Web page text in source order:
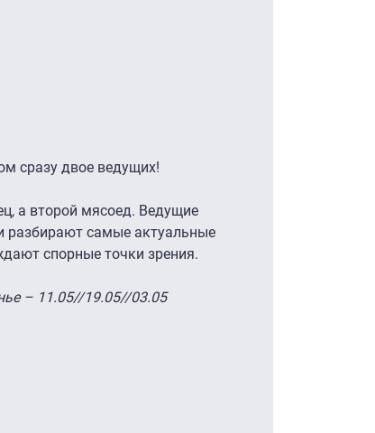
сразу двое ведущих!
а второй мясоед. Ведущие
разбирают самые актуальные
спорные точки зрения.
– 11.05//19.05//03.05